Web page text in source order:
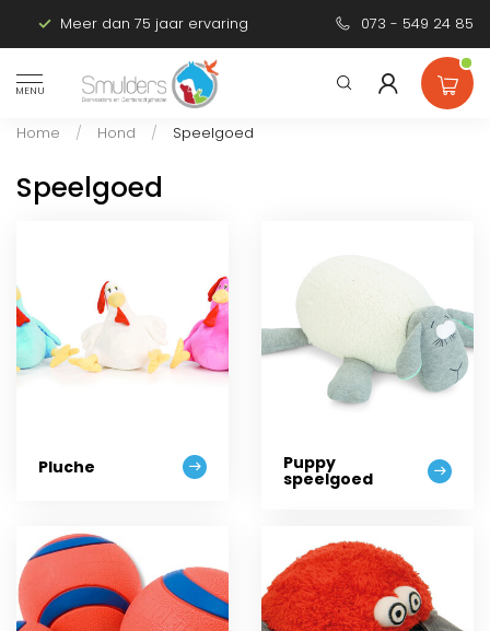
Meer dan 75 jaar ervaring Persoonlijk
073 - 549 24 85
MENU
Home / Hond / Speelgoed
Speelgoed
Pluche Puppy
speelgoed